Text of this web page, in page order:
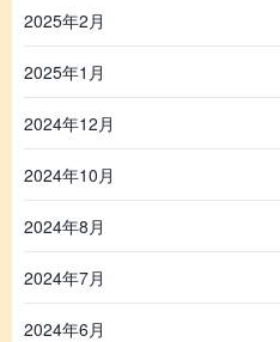
2025年2月
2025年1月
2024年12月
2024年10月
2024年8月
2024年7月
2024年6月